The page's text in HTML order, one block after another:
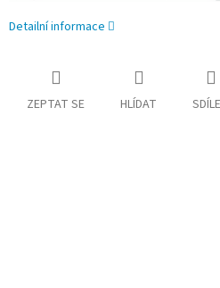
Detailní informace
ZEPTAT SE HLÍDAT